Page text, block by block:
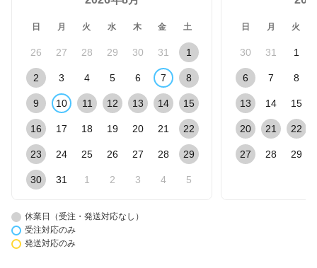
日 月 火 水 木 金 土
26 27 28 29 30 31 1
2 3 4 5 6 7 8
9 10 11 12 13 14 15
16 17 18 19 20 21 22
23 24 25 26 27 28 29
30 31 1 2 3 4 5
日 月 火
30 31 1
6 7 8
13 14 15
20 21 22
27 28 29
休業日（受注・発送対応なし）
受注対応のみ
発送対応のみ